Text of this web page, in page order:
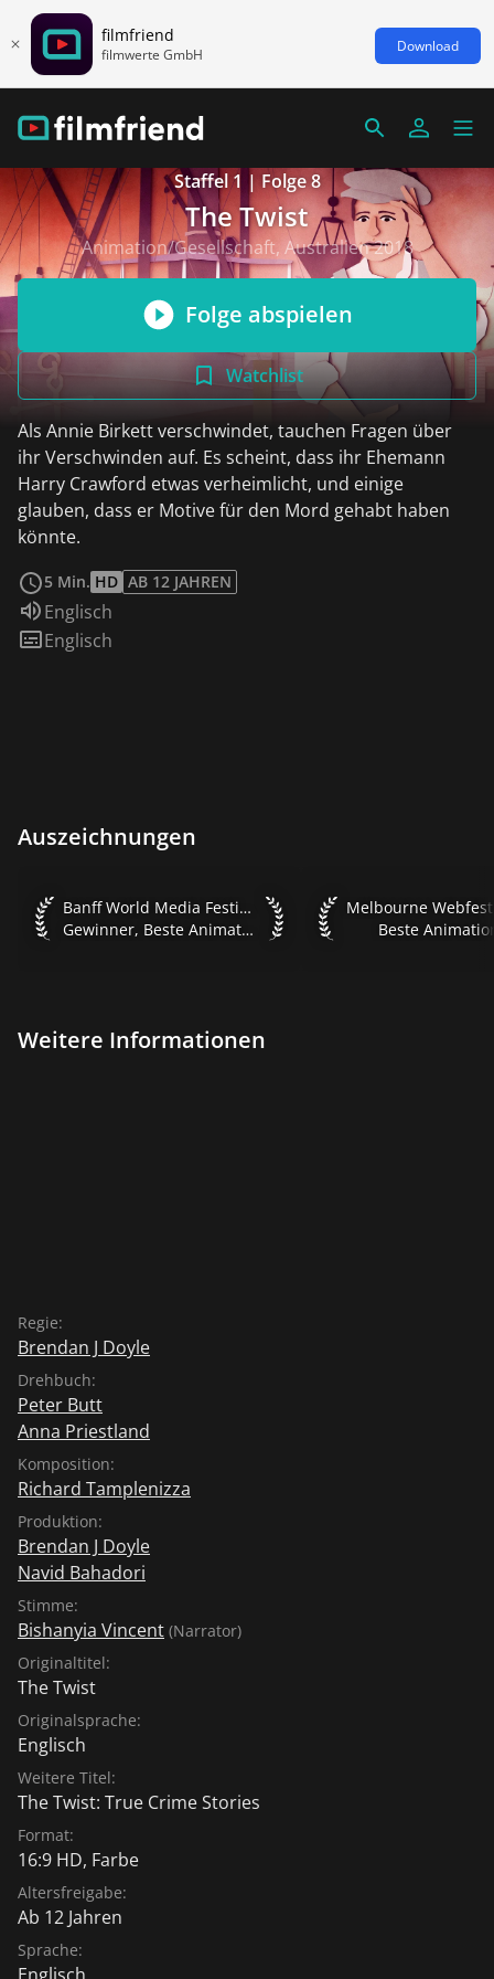
filmfriend
filmwerte GmbH Download
Staffel 1 | Folge 8
The Twist
Animation/Gesellschaft, Australien 2018
Folge abspielen
Watchlist
Als Annie Birkett verschwindet, tauchen Fragen über
ihr Verschwinden auf. Es scheint, dass ihr Ehemann
Harry Crawford etwas verheimlicht, und einige
glauben, dass er Motive für den Mord gehabt haben
könnte.
5 Min. HD AB 12 JAHREN
Sprache:
Englisch
Untertitel:
Englisch
Auszeichnungen
Banff World Media Festival Rockie Awards 2019
Banff World Media Festival Rockie Awards 2019
Gewinner, Beste Animation, Internationales Programm
Melbourne Webfest
Melbourne
Beste
Weitere Informationen
Regie:
Brendan J Doyle
Drehbuch:
Peter Butt
Anna Priestland
Komposition:
Richard Tamplenizza
Produktion:
Brendan J Doyle
Navid Bahadori
Stimme:
Bishanyia Vincent (Narrator)
Originaltitel:
The Twist
Originalsprache:
Englisch
Weitere Titel:
The Twist: True Crime Stories
Format:
16:9 HD, Farbe
Altersfreigabe:
Ab 12 Jahren
Sprache: